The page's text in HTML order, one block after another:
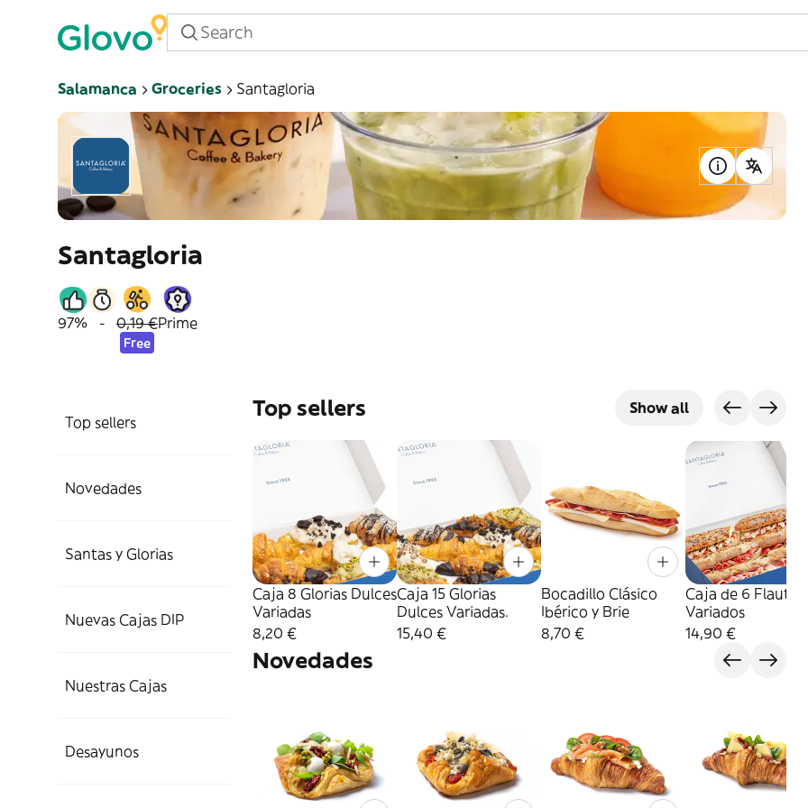
Salamanca Groceries Santagloria
Santagloria
97% - 0,19 €
Free
Prime
Top sellers
Novedades
Santas y Glorias
Nuevas Cajas DIP
Nuestras Cajas
Desayunos
Top sellers Show all
Caja 8 Glorias Dulces
Variadas
8,20 €
Caja 15 Glorias
Dulces Variadas.
15,40 €
Bocadillo Clásico
Ibérico y Brie
8,70 €
Caja de 6 Flautines
Variados
14,90 €
Novedades